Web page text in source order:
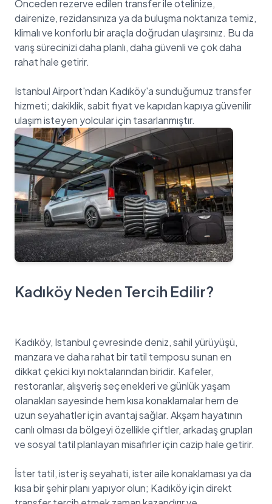
Önceden rezerve edilen transfer ile otelinize,
dairenize, rezidansınıza ya da buluşma noktanıza temiz,
klimalı ve konforlu bir araçla doğrudan ulaşırsınız. Bu da
varış sürecinizi daha planlı, daha güvenli ve çok daha
rahat hale getirir.
Istanbul Airport'ndan Kadıköy'a sunduğumuz transfer
hizmeti; dakiklik, sabit fiyat ve kapıdan kapıya güvenilir
Kadıköy Neden Tercih Edilir?
Kadıköy, Istanbul çevresinde deniz, sahil yürüyüşü,
manzara ve daha rahat bir tatil temposu sunan en
dikkat çekici kıyı noktalarından biridir. Kafeler,
restoranlar, alışveriş seçenekleri ve günlük yaşam
olanakları sayesinde hem kısa konaklamalar hem de
uzun seyahatler için avantaj sağlar. Akşam hayatının
canlı olması da bölgeyi özellikle çiftler, arkadaş grupları
ve sosyal tatil planlayan misafirler için cazip hale getirir.
İster tatil, ister iş seyahati, ister aile konaklaması ya da
kısa bir şehir planı yapıyor olun; Kadıköy için direkt